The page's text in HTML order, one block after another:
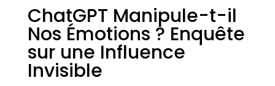
ChatGPT Manipule-t-il
Nos Émotions ? Enquête
sur une Influence
Invisible